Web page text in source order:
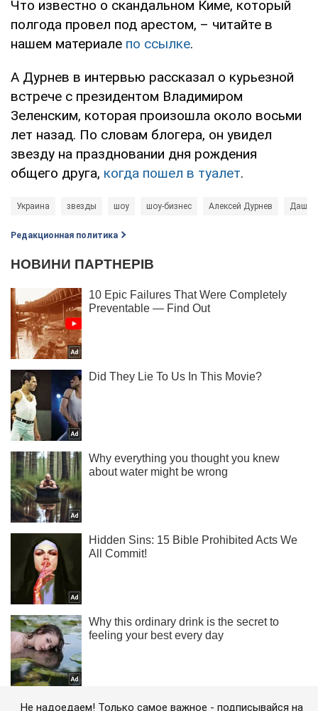
Что известно о скандальном Киме, который
полгода провел под арестом, – читайте в
нашем материале по ссылке.
А Дурнев в интервью рассказал о курьезной
встрече с президентом Владимиром
Зеленским, которая произошла около восьми
лет назад. По словам блогера, он увидел
звезду на праздновании дня рождения
общего друга, когда пошел в туалет.
Украина звезды шоу шоу-бизнес Алексей Дурнев Даша
Редакционная политика
Не надоедаем! Только самое важное - подписывайся на